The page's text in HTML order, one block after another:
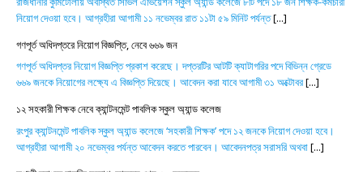
নিয়োগ দেওয়া হবে। আগ্রহীরা আগামী ১১ নভেম্বর রাত ১১টা ৫৯ মিনিট পর্যন্ত[...]
গণপূর্ত অধিদপ্তরে নিয়োগ বিজ্ঞপ্তি, নেবে ৬৬৯ জন
গণপূর্ত অধিদপ্তর নিয়োগ বিজ্ঞপ্তি প্রকাশ করেছে। দপ্তরটির আটটি ক্যাটাগরির পদে বিভিন্ন গ্রেডে
৬৬৯ জনকে নিয়োগের লক্ষ্যে এ বিজ্ঞপ্তি দিয়েছে। আবেদন করা যাবে আগামী ৩১ অক্টোবর[...]
১২ সহকারী শিক্ষক নেবে ক্যান্টনমেন্ট পাবলিক স্কুল অ্যান্ড কলেজ
রংপুর ক্যান্টনমেন্ট পাবলিক স্কুল অ্যান্ড কলেজে ‘সহকারী শিক্ষক’ পদে ১২ জনকে নিয়োগ দেওয়া হবে।
আগ্রহীরা আগামী ২০ নভেম্বর পর্যন্ত আবেদন করতে পারবেন। আবেদনপত্র সরাসরি অথবা[...]